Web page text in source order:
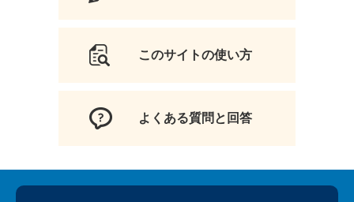
このサイトの使い方
よくある質問と回答